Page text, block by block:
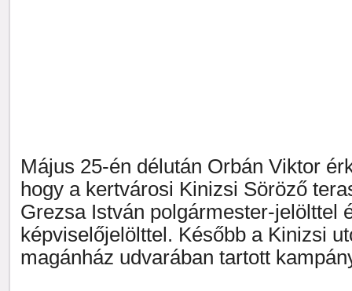
Május 25-én délután Orbán Viktor
hogy a kertvárosi Kinizsi Söröző
Grezsa István polgármester-jelölttel
képviselőjelölttel. Később a Kinizsi
magánház udvarában tartott